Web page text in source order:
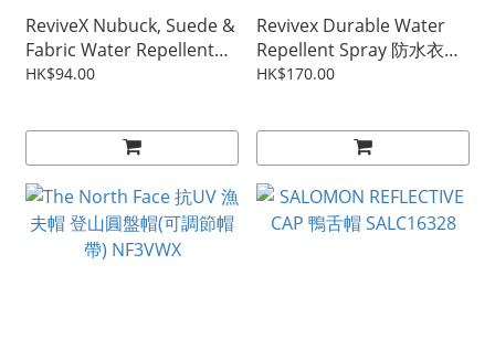
ReviveX Nubuck, Suede &
Fabric Water Repellent
Spray 防水噴霧 36270
HK$94.00
Revivex Durable Water
Repellent Spray 防水衣物
修復噴劑
HK$170.00